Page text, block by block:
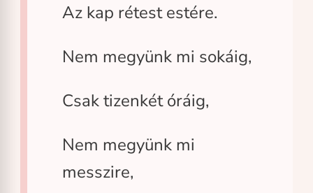
Az kap rétest estére.
Nem megyünk mi sokáig,
Csak tizenkét óráig,
Nem megyünk mi
messzire,